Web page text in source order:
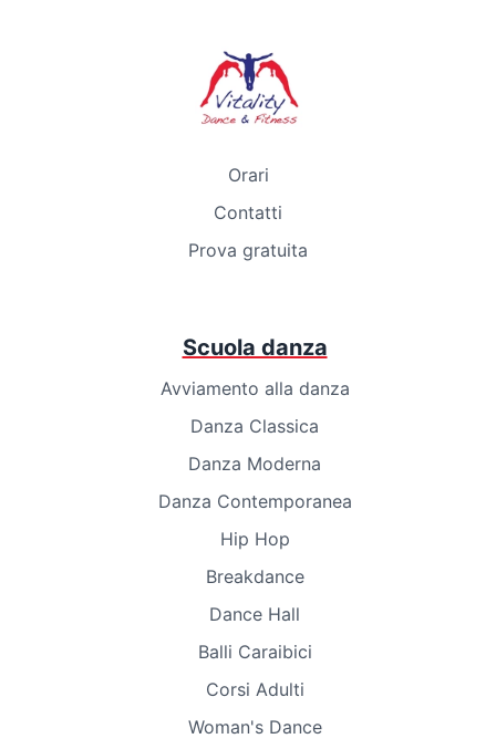
Orari
Contatti
Prova gratuita
Scuola danza
Avviamento alla danza
Danza Classica
Danza Moderna
Danza Contemporanea
Hip Hop
Breakdance
Dance Hall
Balli Caraibici
Corsi Adulti
Woman's Dance